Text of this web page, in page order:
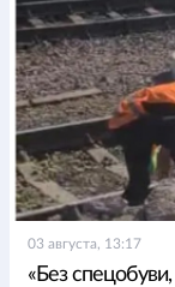
03 августа, 13:17
«Без